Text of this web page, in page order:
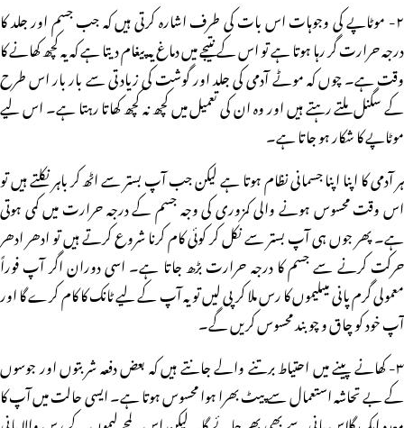
۲- موٹاپے کی وجوہات اس بات کی طرف اشارہ کرتی ہیں کہ جب جسم اور جلد کا
درجہ حرارت گر رہا ہوتا ہے تو اس کے نتیجے میں دماغ یہ پیغام دیتا ہے کہ یہ کچھ کھانے کا
وقت ہے۔ چوں کہ موٹے آدمی کی جلد اور گوشت کی زیادتی سے بار بار اس طرح
کے سگنل ملتے رہتے ہیں اور وہ ان کی تعمیل میں کچھ نہ کچھ کھاتا رہتا ہے۔ اس لیے
موٹاپے کا شکار ہو جاتا ہے۔
ہر آدمی کا اپنا اپنا جسمانی نظام ہوتا ہے لیکن جب آپ بستر سے اٹھ کر باہر نکلتے ہیں تو
اس وقت محسوس ہونے والی کمزوری کی وجہ جسم کے درجہ حرارت میں کمی ہوتی
ہے۔ پھر جوں ہی آپ بستر سے نکل کر کوئی کام کرنا شروع کرتے ہیں تو ادھر ادھر
حرکت کرنے سے جسم کا درجہ حرارت بڑھ جاتا ہے۔ اسی دوران اگر آپ فوراً
معمولی گرم پانی میںلیموں کا رس ملا کر پی لیں تو یہ آپ کے لیے ٹانک کا کام کرے گا اور
آپ خود کو چاق و چوبند محسوس کریں گے۔
۳- کھانے پینے میں احتیاط برتنے والے جانتے ہیں کہ بعض دفعہ شربتوں اور جوسوں
کے بے تحاشہ استعمال سے پیٹ بھرا ہوا محسوس ہوتا ہے۔ ایسی حالت میں آپ کا